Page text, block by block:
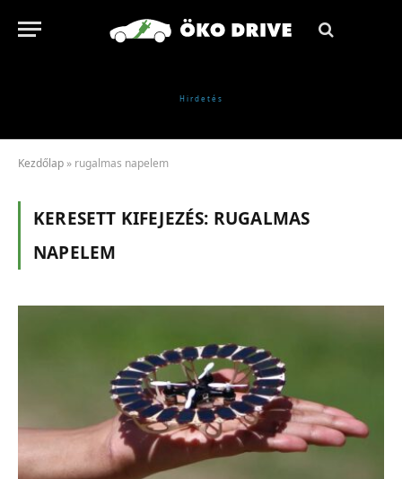
Kezdőlap » rugalmas napelem
KERESETT KIFEJEZÉS: RUGALMAS
NAPELEM